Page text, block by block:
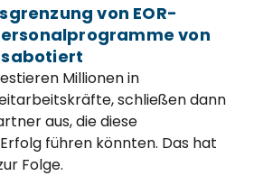
von EOR-
von
Millionen in
schließen dann
aus, die diese
führen könnten. Das hat
Folge.